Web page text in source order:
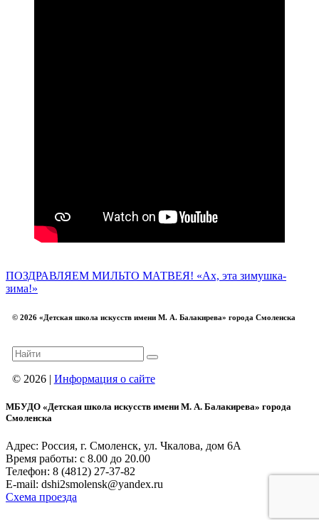
ПОЗДРАВЛЯЕМ МИЛЬТО МАТВЕЯ! «Ах, эта зимушка-
зима!»
© 2026 «Детская школа искусств имени М. А. Балакирева» города Смоленска
© 2026 | Информация о сайте
МБУДО «Детская школа искусств имени М. А. Балакирева» города
Смоленска
Адрес: Россия, г. Смоленск, ул. Чкалова, дом 6А
Время работы: с 8.00 до 20.00
Телефон: 8 (4812) 27-37-82
E-mail: dshi2smolensk@yandex.ru
Схема проезда